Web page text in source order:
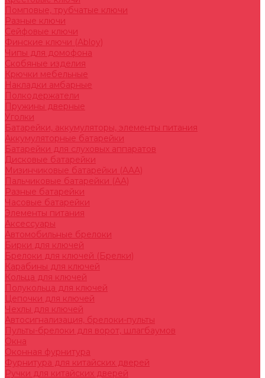
Помповые, трубчатые ключи
Разные ключи
Сейфовые ключи
Финские ключи (Abloy)
Чипы для домофона
Скобяные изделия
Крючки мебельные
Накладки амбарные
Полкодержатели
Пружины дверные
Уголки
Батарейки, аккумуляторы, элементы питания
Аккумуляторные батарейки
Батарейки для слуховых аппаратов
Дисковые батарейки
Мизинчиковые батарейки (AAA)
Пальчиковые батарейки (AA)
Разные батарейки
Часовые батарейки
Элементы питания
Аксессуары
Автомобильные брелоки
Бирки для ключей
Брелоки для ключей (Брелки)
Карабины для ключей
Кольца для ключей
Полукольца для ключей
Цепочки для ключей
Чехлы для ключей
Автосигнализация, брелоки-пульты
Пульты-брелоки для ворот, шлагбаумов
Окна
Оконная фурнитура
Фурнитура для китайских дверей
Ручки для китайских дверей